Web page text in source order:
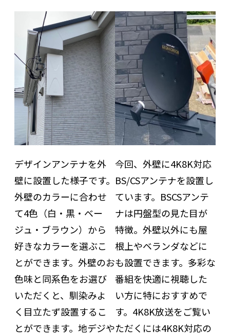
デザインアンテナを外
壁に設置した様子です。
外壁のカラーに合わせ
て4色（白・黒・ベー
ジュ・ブラウン）から
好きなカラーを選ぶこ
とができます。外壁のお
色味と同系色をお選び
いただくと、馴染みよ
く目立たず設置するこ
とができます。地デジや
今回、外壁に4K8K対応
BS/CSアンテナを設置し
ています。BSCSアンテ
ナは円盤型の見た目が
特徴。外壁以外にも屋
根上やベランダなどに
も設置できます。多彩な
番組を快適に視聴した
い方に特におすすめで
す。4K8K放送をご覧い
ただくには4K8K対応の